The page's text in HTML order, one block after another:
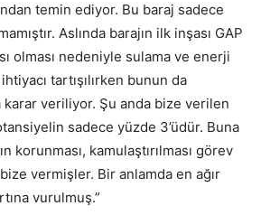
temin ediyor. Bu baraj sadece
Aslında barajın ilk inşası GAP
olması nedeniyle sulama ve enerji
tartışılırken bunun da
karar veriliyor. Şu anda bize verilen
sadece yüzde 3’üdür. Buna
korunması, kamulaştırılması görev
vermişler. Bir anlamda en ağır
vurulmuş.”